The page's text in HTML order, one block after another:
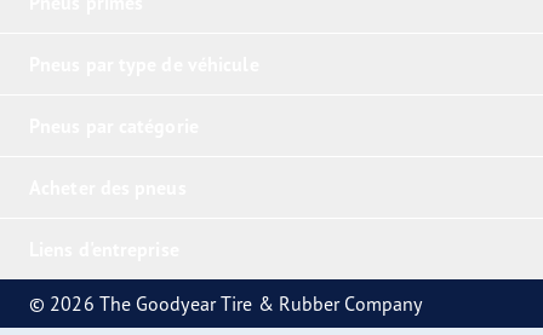
© 2026 The Goodyear Tire & Rubber Company